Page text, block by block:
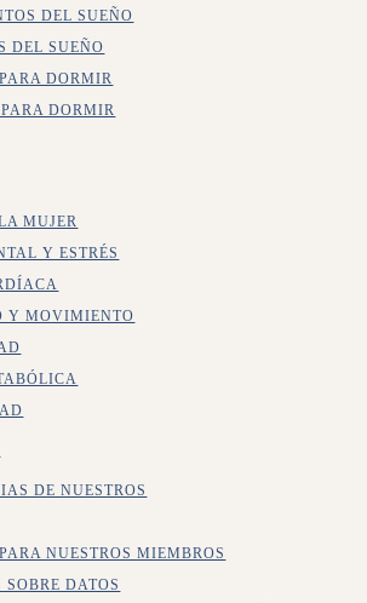
DEL SUEÑO
DEL SUEÑO
DORMIR
DORMIR
MUJER
Y ESTRÉS
Y MOVIMIENTO
DE NUESTROS
NUESTROS MIEMBROS
SOBRE DATOS